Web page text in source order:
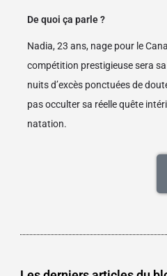
De quoi ça parle ?
Nadia, 23 ans, nage pour le
compétition prestigieuse sera
nuits d’excès ponctuées de
pas occulter sa réelle quête
natation.